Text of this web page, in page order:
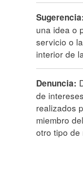
una idea o
servicio o
interior de
Denuncia:
de
realizados
miembro
otro tipo de